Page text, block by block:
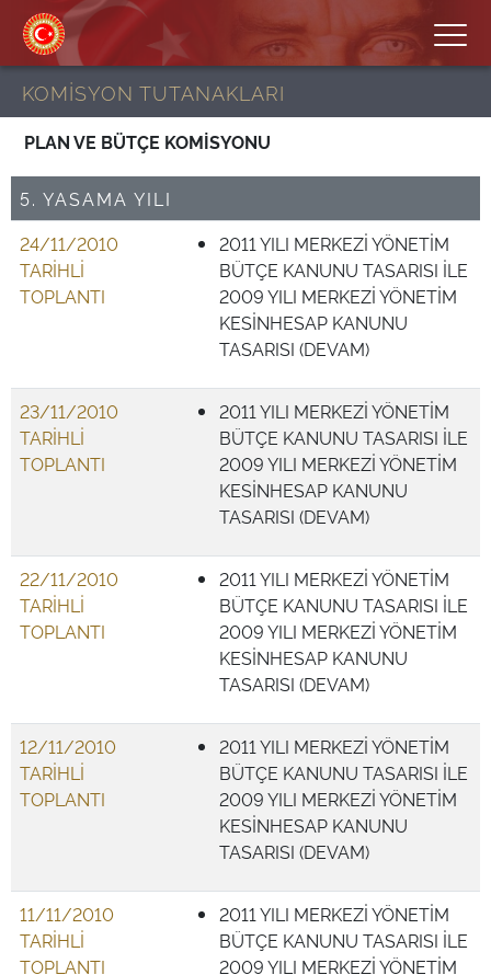
KOMİSYON TUTANAKLARI
PLAN VE BÜTÇE KOMİSYONU
5. YASAMA YILI
24/11/2010
TARİHLİ
TOPLANTI
2011 YILI MERKEZİ YÖNETİM
BÜTÇE KANUNU TASARISI İLE
2009 YILI MERKEZİ YÖNETİM
KESİNHESAP KANUNU
TASARISI (DEVAM)
23/11/2010
TARİHLİ
TOPLANTI
2011 YILI MERKEZİ YÖNETİM
BÜTÇE KANUNU TASARISI İLE
2009 YILI MERKEZİ YÖNETİM
KESİNHESAP KANUNU
TASARISI (DEVAM)
22/11/2010
TARİHLİ
TOPLANTI
2011 YILI MERKEZİ YÖNETİM
BÜTÇE KANUNU TASARISI İLE
2009 YILI MERKEZİ YÖNETİM
KESİNHESAP KANUNU
TASARISI (DEVAM)
12/11/2010
TARİHLİ
TOPLANTI
2011 YILI MERKEZİ YÖNETİM
BÜTÇE KANUNU TASARISI İLE
2009 YILI MERKEZİ YÖNETİM
KESİNHESAP KANUNU
TASARISI (DEVAM)
11/11/2010
TARİHLİ
TOPLANTI
2011 YILI MERKEZİ YÖNETİM
BÜTÇE KANUNU TASARISI İLE
2009 YILI MERKEZİ YÖNETİM